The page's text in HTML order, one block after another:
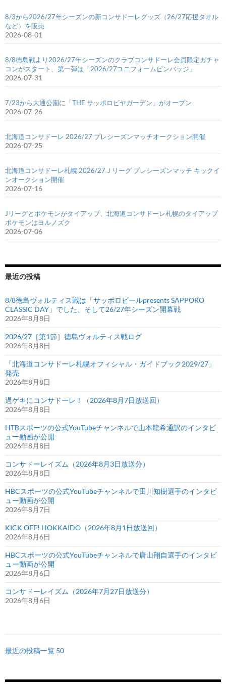
8/3から2026/27年シーズンの新コンサドーレグッズ（26/27応援タオル
など）を販売
2026-08-01
8/8徳島戦より2026/27年シーズンのクラブコンサドーレ会員限定ガチャ
コンがスタート、第一弾は「2026/27ユニフォームピンバッジ」
2026-07-31
7/23から大通公園に「THE サッポロビヤガーデン」がオープン
2026-07-26
北海道コンサドーレ 2026/27 プレシーズンマッチオークション開催
2026-07-25
北海道コンサドーレ札幌 2026/27Ｊリーグ プレシーズンマッチ キックイ
ンオークション開催
2026-07-16
Jリーグとポケモンがタイアップ、北海道コンサドーレ札幌のタイアップ
ポケモンはヨルノズク
2026-07-06
最近の投稿
8/8徳島ヴォルティス戦は「サッポロビールpresents SAPPORO
CLASSIC DAY」でした、そして26/27年シーズン開幕戦
2026年8月8日
2026/27［第1節］徳島ヴォルティス戦ログ
2026年8月8日
「北海道コンサドーレ札幌オフィシャル・ガイドブック2029/27」
発売
2026年8月8日
過ゲキにコンサドーレ！（2026年8月7日放送回）
2026年8月8日
HTBスポーツの公式YouTubeチャンネルで山本龍希通訳のインタビ
ュー動画が公開
2026年8月8日
コンサドーレイズム（2026年8月3日放送分）
2026年8月8日
HBCスポーツの公式YouTubeチャンネルで田川知樹選手のインタビ
ュー動画が公開
2026年8月7日
KICK OFF! HOKKAIDO（2026年8月1日放送回）
2026年8月6日
HBCスポーツの公式YouTubeチャンネルで唐山翔自選手のインタビ
ュー動画が公開
2026年8月6日
コンサドーレイズム（2026年7月27日放送分）
2026年8月6日
最近の投稿一覧 50